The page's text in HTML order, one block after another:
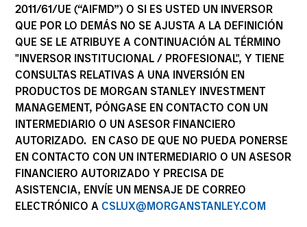
2011/61/UE (“AIFMD”) O SI ES USTED UN INVERSOR
QUE POR LO DEMÁS NO SE AJUSTA A LA DEFINICIÓN
QUE SE LE ATRIBUYE A CONTINUACIÓN AL TÉRMINO
"INVERSOR INSTITUCIONAL / PROFESIONAL", Y TIENE
CONSULTAS RELATIVAS A UNA INVERSIÓN EN
PRODUCTOS DE MORGAN STANLEY INVESTMENT
MANAGEMENT, PÓNGASE EN CONTACTO CON UN
INTERMEDIARIO O UN ASESOR FINANCIERO
AUTORIZADO. EN CASO DE QUE NO PUEDA PONERSE
EN CONTACTO CON UN INTERMEDIARIO O UN ASESOR
FINANCIERO AUTORIZADO Y PRECISA DE
ASISTENCIA, ENVÍE UN MENSAJE DE CORREO
ELECTRÓNICO A CSLUX@MORGANSTANLEY.COM